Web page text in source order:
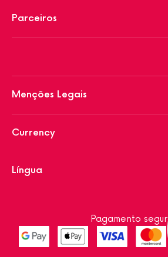
Parceiros
Menções Legais
Currency
Língua
Pagamento